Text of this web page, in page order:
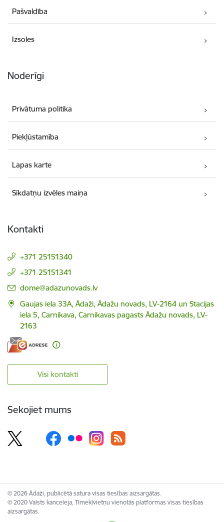
Pašvaldība
Izsoles
Noderīgi
Privātuma politika
Piekļūstamība
Lapas karte
Sīkdatņu izvēles maiņa
Kontakti
+371 25151340
+371 25151341
E-pasts:
dome@adazunovads.lv
Gaujas iela 33A, Ādaži, Ādažu novads, LV-2164 un Stacijas
iela 5, Carnikava, Carnikavas pagasts Ādažu novads, LV-
2163
Visi kontakti
Sekojiet mums
© 2026 Ādaži, publicētā satura visas tiesības aizsargātas.
© 2020 Valsts kanceleja, Tīmekļvietņu vienotās platformas visas tiesības
aizsargātas.